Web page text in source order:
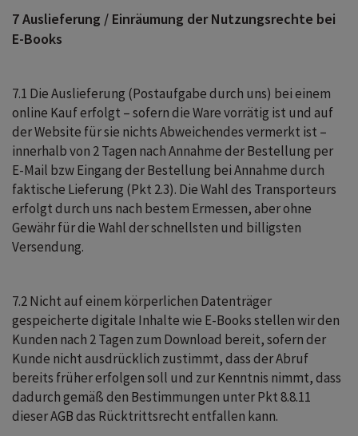
7 Auslieferung / Einräumung der Nutzungsrechte bei
E-Books
7.1 Die Auslieferung (Postaufgabe durch uns) bei einem
online Kauf erfolgt – sofern die Ware vorrätig ist und auf
der Website für sie nichts Abweichendes vermerkt ist –
innerhalb von 2 Tagen nach Annahme der Bestellung per
E-Mail bzw Eingang der Bestellung bei Annahme durch
faktische Lieferung (Pkt 2.3). Die Wahl des Transporteurs
erfolgt durch uns nach bestem Ermessen, aber ohne
Gewähr für die Wahl der schnellsten und billigsten
Versendung.
7.2 Nicht auf einem körperlichen Datenträger
gespeicherte digitale Inhalte wie E-Books stellen wir den
Kunden nach 2 Tagen zum Download bereit, sofern der
Kunde nicht ausdrücklich zustimmt, dass der Abruf
bereits früher erfolgen soll und zur Kenntnis nimmt, dass
dadurch gemäß den Bestimmungen unter Pkt 8.8.11
dieser AGB das Rücktrittsrecht entfallen kann.